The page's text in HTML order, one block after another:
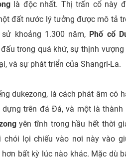
là độc nhất. Thị trấn cổ này
đất nước lý tưởng được mô tả
khoảng 1.300 năm, Phố cổ
trong quá khứ, sự thịnh vượng
và sự phát triển của Shangri-La.
dukezong, là cách phát âm có
trên đá Đá, và một là thành
yên tĩnh trong hầu hết thời
chói lọi chiếu vào nơi này vào
bất kỳ lúc nào khác. Mặc dù